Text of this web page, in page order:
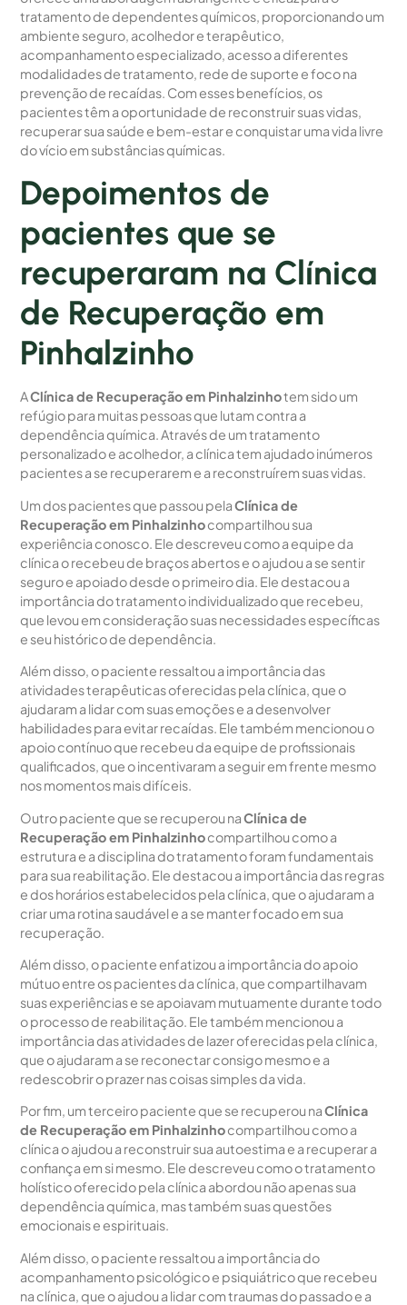
tratamento de dependentes químicos, proporcionando um
ambiente seguro, acolhedor e terapêutico,
acompanhamento especializado, acesso a diferentes
modalidades de tratamento, rede de suporte e foco na
prevenção de recaídas. Com esses benefícios, os
pacientes têm a oportunidade de reconstruir suas vidas,
recuperar sua saúde e bem-estar e conquistar uma vida livre
do vício em substâncias químicas.
Depoimentos de
pacientes que se
recuperaram na Clínica
de Recuperação em
Pinhalzinho
AClínica de Recuperação em Pinhalzinhotem sido um
refúgio para muitas pessoas que lutam contra a
dependência química. Através de um tratamento
personalizado e acolhedor, a clínica tem ajudado inúmeros
pacientes a se recuperarem e a reconstruírem suas vidas.
Um dos pacientes que passou pelaClínica de
Recuperação em Pinhalzinhocompartilhou sua
experiência conosco. Ele descreveu como a equipe da
clínica o recebeu de braços abertos e o ajudou a se sentir
seguro e apoiado desde o primeiro dia. Ele destacou a
importância do tratamento individualizado que recebeu,
que levou em consideração suas necessidades específicas
e seu histórico de dependência.
Além disso, o paciente ressaltou a importância das
atividades terapêuticas oferecidas pela clínica, que o
ajudaram a lidar com suas emoções e a desenvolver
habilidades para evitar recaídas. Ele também mencionou o
apoio contínuo que recebeu da equipe de profissionais
qualificados, que o incentivaram a seguir em frente mesmo
nos momentos mais difíceis.
Outro paciente que se recuperou naClínica de
Recuperação em Pinhalzinhocompartilhou como a
estrutura e a disciplina do tratamento foram fundamentais
para sua reabilitação. Ele destacou a importância das regras
e dos horários estabelecidos pela clínica, que o ajudaram a
criar uma rotina saudável e a se manter focado em sua
recuperação.
Além disso, o paciente enfatizou a importância do apoio
mútuo entre os pacientes da clínica, que compartilhavam
suas experiências e se apoiavam mutuamente durante todo
o processo de reabilitação. Ele também mencionou a
importância das atividades de lazer oferecidas pela clínica,
que o ajudaram a se reconectar consigo mesmo e a
redescobrir o prazer nas coisas simples da vida.
Por fim, um terceiro paciente que se recuperou naClínica
de Recuperação em Pinhalzinhocompartilhou como a
clínica o ajudou a reconstruir sua autoestima e a recuperar a
confiança em si mesmo. Ele descreveu como o tratamento
holístico oferecido pela clínica abordou não apenas sua
dependência química, mas também suas questões
emocionais e espirituais.
Além disso, o paciente ressaltou a importância do
acompanhamento psicológico e psiquiátrico que recebeu
na clínica, que o ajudou a lidar com traumas do passado e a